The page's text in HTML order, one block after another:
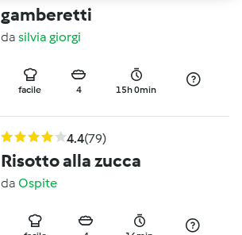
gamberetti
da silvia giorgi
facile 4 15h 0min
4.4(79)
Risotto alla zucca
da Ospite